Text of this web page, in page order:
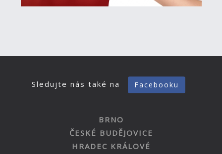
Sledujte nás také na Facebooku
BRNO
ČESKÉ BUDĚJOVICE
HRADEC KRÁLOVÉ